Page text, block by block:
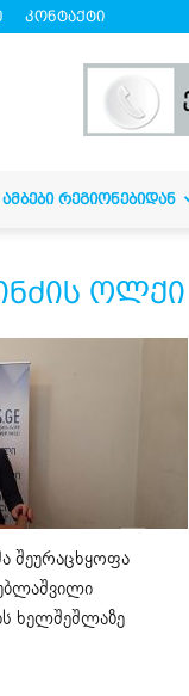
კონტაქტი
ᲐᲛᲑᲔᲑᲘ ᲠᲔᲒᲘᲝᲜᲔᲑᲘᲓᲐᲜ
ოლქი
შეურაცხყოფა
ხელშეშლაზე